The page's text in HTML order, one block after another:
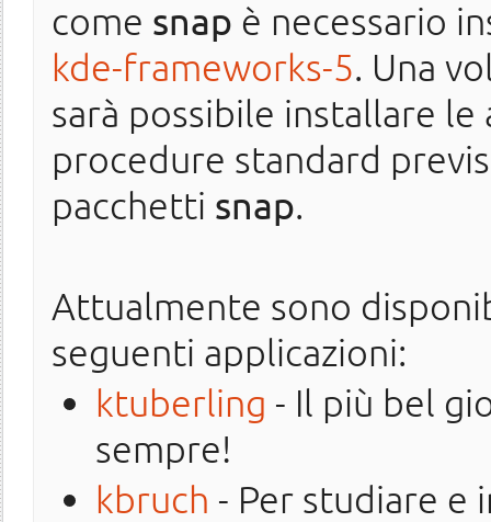
come snap è necessario
kde-frameworks-5. Una
sarà possibile installare
procedure standard
pacchetti snap.
Attualmente sono
seguenti applicazioni:
ktuberling - Il più bel
sempre!
kbruch - Per studiare e